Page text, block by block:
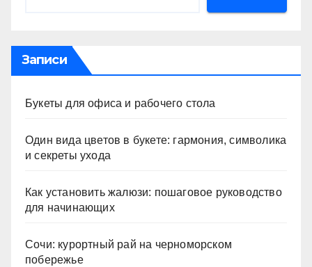
Записи
Букеты для офиса и рабочего стола
Один вида цветов в букете: гармония, символика
и секреты ухода
Как установить жалюзи: пошаговое руководство
для начинающих
Сочи: курортный рай на черноморском
побережье